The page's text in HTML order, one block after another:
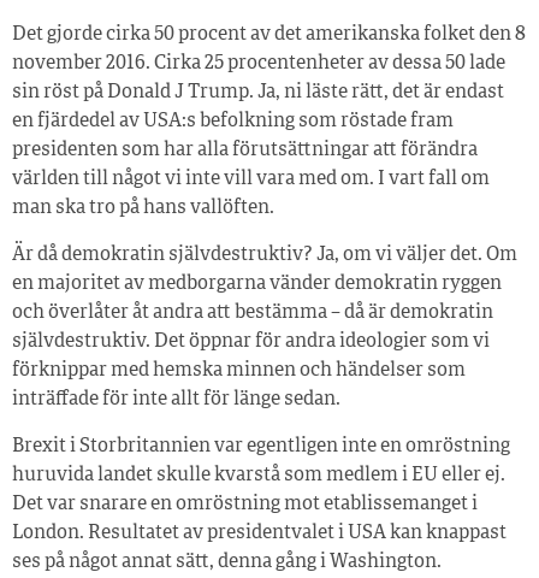
Det gjorde cirka 50 procent av det amerikanska folket den 8
november 2016. Cirka 25 procentenheter av dessa 50 lade
sin röst på Donald J Trump. Ja, ni läste rätt, det är endast
en fjärdedel av USA:s befolkning som röstade fram
presidenten som har alla förutsättningar att förändra
världen till något vi inte vill vara med om. I vart fall om
man ska tro på hans vallöften.
Är då demokratin självdestruktiv? Ja, om vi väljer det. Om
en majoritet av medborgarna vänder demokratin ryggen
och överlåter åt andra att bestämma – då är demokratin
självdestruktiv. Det öppnar för andra ideologier som vi
förknippar med hemska minnen och händelser som
inträffade för inte allt för länge sedan.
Brexit i Storbritannien var egentligen inte en omröstning
huruvida landet skulle kvarstå som medlem i EU eller ej.
Det var snarare en omröstning mot etablissemanget i
London. Resultatet av presidentvalet i USA kan knappast
ses på något annat sätt, denna gång i Washington.